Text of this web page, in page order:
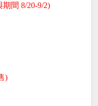
期間 8/20-9/2)
)